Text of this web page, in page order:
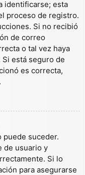
identificarse; esta
proceso de registro.
Si no recibió
de correo
o tal vez haya
está seguro de
es correcta,
puede suceder.
de usuario y
Si lo
para asegurarse